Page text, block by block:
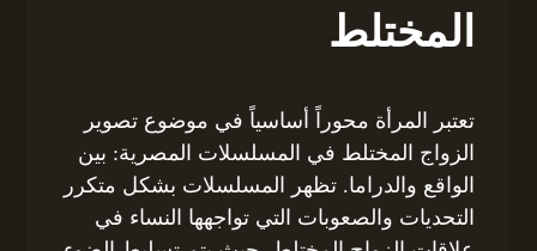
المختلط
تعتبر المرأة محوراً أساسياً في موضوع تصوير
الزواج المختلط في المسلسلات المصرية: بين
الواقع والدراما. تظهر المسلسلات بشكل متكرر
التحديات والصعوبات التي تواجهها النساء في